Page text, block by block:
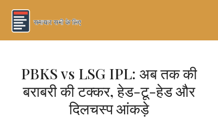
PBKS vs LSG IPL: अब तक की
बराबरी की टक्कर, हेड-टू-हेड और
दिलचस्प आंकड़े